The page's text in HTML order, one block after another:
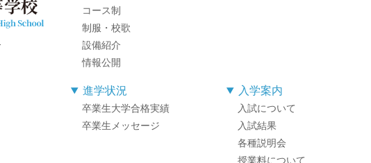
コース制
制服・校歌
設備紹介
情報公開
進学状況
卒業生大学合格実績
卒業生メッセージ
入学案内
入試について
入試結果
各種説明会
授業料について